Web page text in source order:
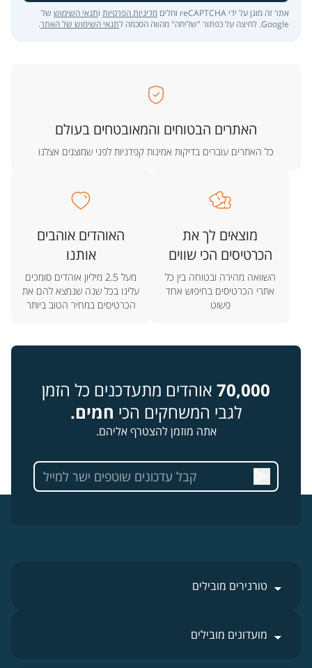
אתר זה מוגן על ידי reCAPTCHA וחלים מדיניות הפרטיות ותנאי השימוש של
Google. לחיצה על כפתור "שליחה" מהווה הסכמה ל
תנאי השימוש של האתר.
האתרים הבטוחים והמאובטחים בעולם
כל האתרים עוברים בדיקות אמינות קפדניות לפני שמוצגים אצלנו
מוצאים לך את
הכרטיסים הכי שווים
השוואה מהירה ובטוחה בין כל
אתרי הכרטיסים בחיפוש אחד
פשוט
האוהדים אוהבים
אותנו
מעל 2.5 מיליון אוהדים סומכים
עלינו בכל שנה שנמצא להם את
הכרטיסים במחיר הטוב ביותר
70,000 אוהדים מתעדכנים כל הזמן
לגבי המשחקים הכי חמים.
אתה מוזמן להצטרף אליהם.
טורנירים מובילים
מועדונים מובילים